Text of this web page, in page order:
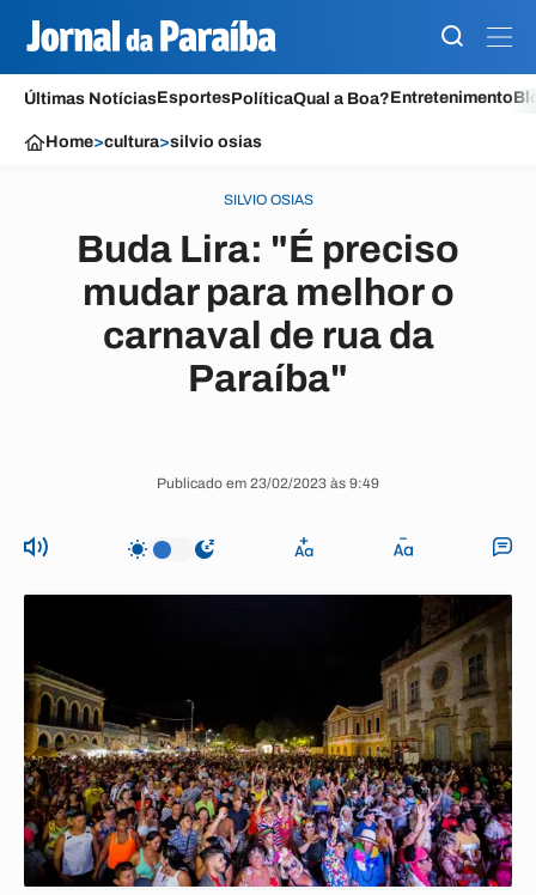
Últimas NotíciasEsportesPolíticaQual a Boa?Entretenimento
Home>cultura>silvio osias
SILVIO OSIAS
Buda Lira: "É preciso
mudar para melhor o
carnaval de rua da
Paraíba"
Publicado em 23/02/2023 às 9:49